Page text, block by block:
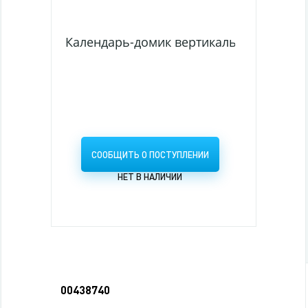
Календарь-домик вертикальный 2027г.
СООБЩИТЬ О ПОСТУПЛЕНИИ
НЕТ В НАЛИЧИИ
00438740